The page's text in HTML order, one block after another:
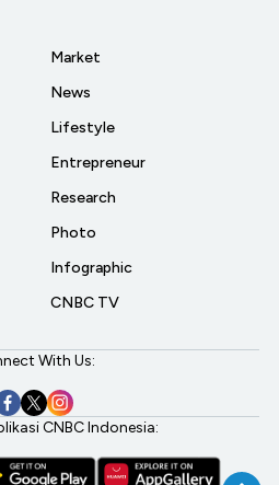
Market
News
Lifestyle
Entrepreneur
Research
Photo
Infographic
CNBC TV
With Us:
CNBC Indonesia: